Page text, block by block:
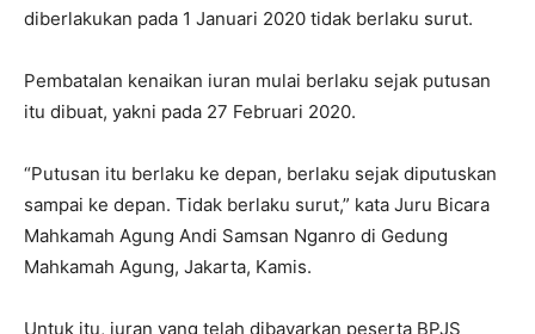
diberlakukan pada 1 Januari 2020 tidak berlaku surut.
Pembatalan kenaikan iuran mulai berlaku sejak putusan
itu dibuat, yakni pada 27 Februari 2020.
“Putusan itu berlaku ke depan, berlaku sejak diputuskan
sampai ke depan. Tidak berlaku surut,” kata Juru Bicara
Mahkamah Agung Andi Samsan Nganro di Gedung
Mahkamah Agung, Jakarta, Kamis.
Untuk itu, iuran yang telah dibayarkan peserta BPJS